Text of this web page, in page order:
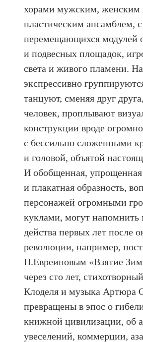
хорами мужским, женским
пластическим ансамблем,
перемещающихся модулей
и подвесных площадок,
света и живого пламени.
экспрессивно
танцуют, сменяя друг
человек, проплывают
конструкции вроде
с бессильно сложенными
и головой, объятой
И обобщенная, упрощенная
и плакатная образность,
персонажей огромными
куклами, могут напомнить
действа первых лет после
революции, например,
Н.Евреиновым «Взятие
через сто лет,
Клоделя и музыка Артюра
превращены в эпос о
книжной цивилизации, об
увеселений, коммерции,